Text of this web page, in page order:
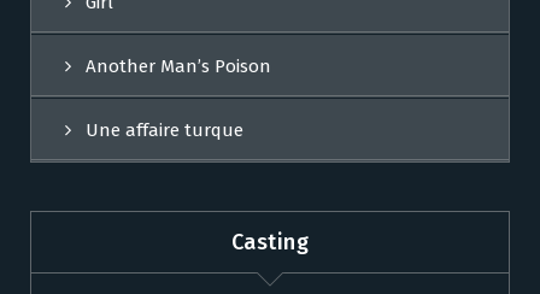
Another Man’s Poison
Une affaire turque
Casting